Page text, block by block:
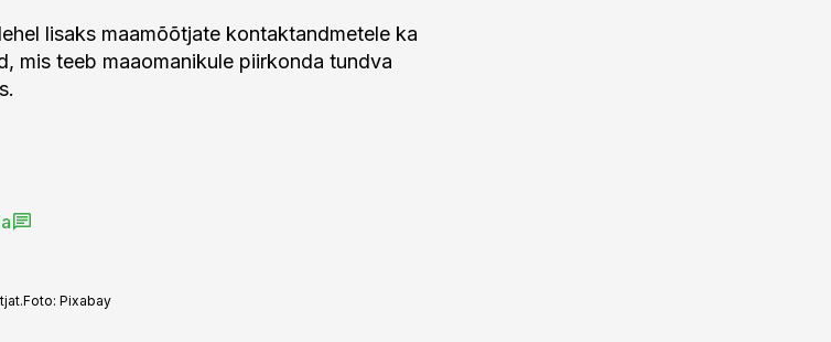
lisaks maamõõtjate kontaktandmetele ka
mis teeb maaomanikule piirkonda tundva
Foto: Pixabay